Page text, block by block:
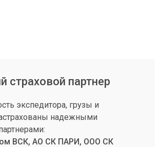
страховой партнер
экспедитора, грузы и
надежными
ВСК, АО СК ПАРИ, ООО СК